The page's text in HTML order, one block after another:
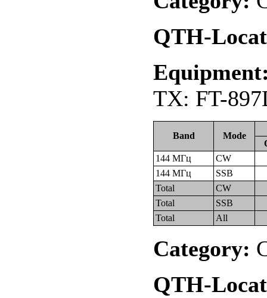
QTH-
TX: FT-
Band Mode
144 МГц
CW
144 МГц
SSB
Total
CW
Total
SSB
Total
All
Category:
QTH-